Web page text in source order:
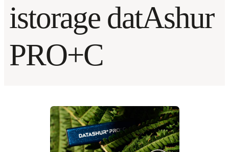
istorage datAshur
PRO+C